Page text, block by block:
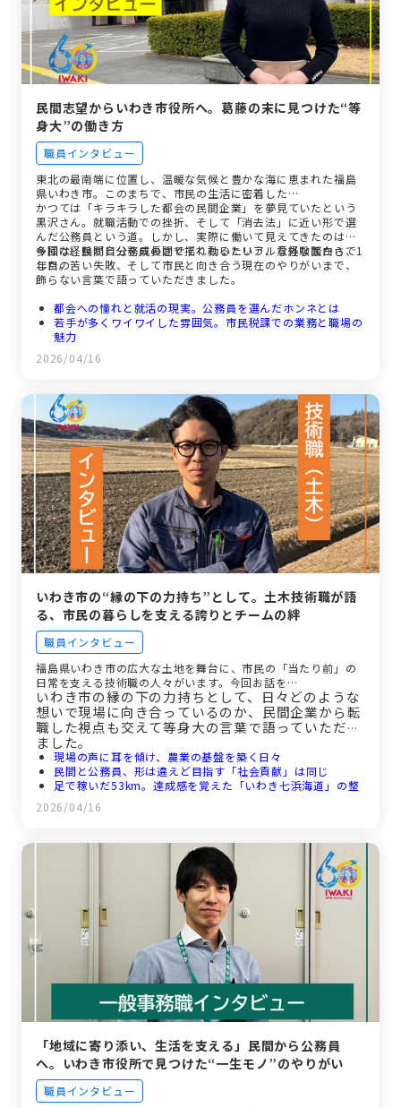
民間志望からいわき市役所へ。葛藤の末に見つけた“等
身大”の働き方
職員インタビュー
東北の最南端に位置し、温暖な気候と豊かな海に恵まれた福島
県いわき市。このまちで、市民の生活に密着した…
かつては「キラキラした都会の民間企業」を夢見ていたという
黒沢さん。就職活動での挫折、そして「消去法」に近い形で選
んだ公務員という道。しかし、実際に働いて見えてきたのは、
多様な経験が自分を成長させてくれるという、意外な面白さで
した。
今回は、民間と公務員の間で揺れ動いたリアルな経験談から、1
年目の苦い失敗、そして市民と向き合う現在のやりがいまで、
飾らない言葉で語っていただきました。
都会への憧れと就活の現実。公務員を選んだホンネとは
若手が多くワイワイした雰囲気。市民税課での業務と職場の
魅力
「福祉」から「税務」への異動。対事業者と対市民で感じた
大きな違い
休日は家でフル充電。お寿司の全制覇を夢見るいわきライフ
「こだわりすぎない」ことが強み。未来の仲間へのメッセー
ジ
2026/04/16
いわき市の“縁の下の力持ち”として。土木技術職が語
る、市民の暮らしを支える誇りとチームの絆
職員インタビュー
福島県いわき市の広大な土地を舞台に、市民の「当たり前」の
日常を支える技術職の人々がいます。今回お話を…
いわき市の縁の下の力持ちとして、日々どのような
想いで現場に向き合っているのか、民間企業から転
職した視点も交えて等身大の言葉で語っていただき
ました。
現場の声に耳を傾け、農業の基盤を築く日々
民間と公務員、形は違えど目指す「社会貢献」は同じ
足で稼いだ53km。達成感を覚えた「いわき七浜海道」の整
備
「個人を置き去りにしない」というチームの安心感
る
2026/04/16
「地域に寄り添い、生活を支える」民間から公務員
へ。いわき市役所で見つけた“一生モノ”のやりがい
職員インタビュー